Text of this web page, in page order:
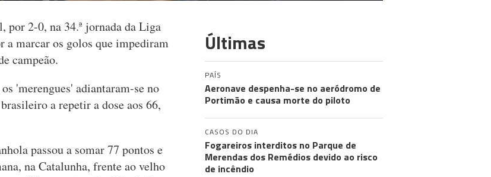
por 2-0, na 34.ª jornada da Liga
marcar os golos que impediram
campeão.
'merengues' adiantaram-se no
a repetir a dose aos 66,
passou a somar 77 pontos e
na Catalunha, frente ao velho
Últimas
PAÍS
Aeronave despenha-se no aeródromo de
Portimão e causa morte do piloto
CASOS DO DIA
Fogareiros interditos no Parque de
Merendas dos Remédios devido ao risco
de incêndio